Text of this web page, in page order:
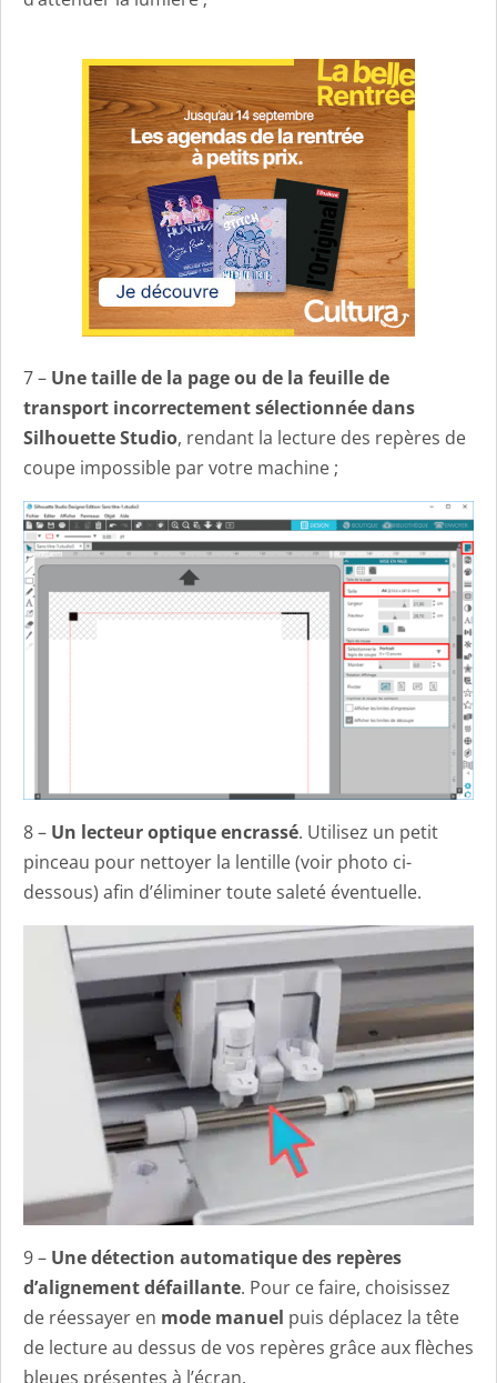
7 – Une taille de la page ou de la feuille de
transport incorrectement sélectionnée dans
Silhouette Studio, rendant la lecture des repères de
coupe impossible par votre machine ;
8 – Un lecteur optique encrassé. Utilisez un petit
pinceau pour nettoyer la lentille (voir photo ci-
dessous) afin d’éliminer toute saleté éventuelle.
9 – Une détection automatique des repères
d’alignement défaillante. Pour ce faire, choisissez
de réessayer en mode manuel puis déplacez la tête
de lecture au dessus de vos repères grâce aux flèches
bleues présentes à l’écran.